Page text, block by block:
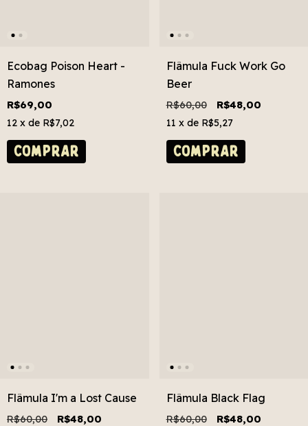
Ecobag Poison Heart -
Ramones
R$69,00
12 x de R$7,02
Flâmula Fuck Work Go
Beer
R$60,00 R$48,00
11 x de R$5,27
COMPRAR
Flâmula I'm a Lost Cause
R$60,00 R$48,00
Flâmula Black Flag
R$60,00 R$48,00